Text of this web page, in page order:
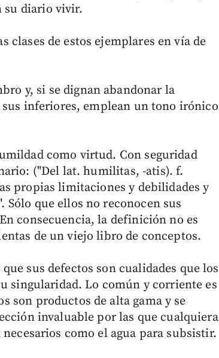
su diario vivir.
clases de estos ejemplares en vía de
y, si se dignan abandonar la
inferiores, emplean un tono irónico
como virtud. Con seguridad
("Del lat. humilitas, -atis). f.
propias limitaciones y debilidades y
que ellos no reconocen sus
consecuencia, la definición no es
de un viejo libro de conceptos.
sus defectos son cualidades que los
singularidad. Lo común y corriente es
son productos de alta gama y se
invaluable por las que cualquiera
como el agua para subsistir.